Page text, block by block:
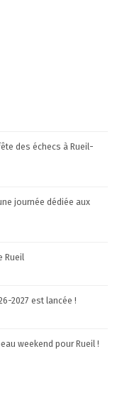
des échecs à Rueil-
journée dédiée aux
Rueil
2027 est lancée !
weekend pour Rueil !